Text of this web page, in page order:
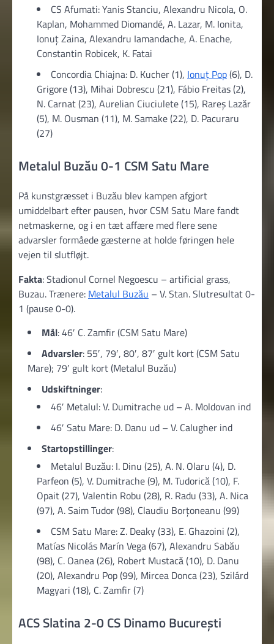
CS Afumati: Yanis Stanciu, Alexandru Nicola, O.
Kaplan, Mohammed Diomandé, A. Lazar, M. Ionita,
Ionuţ Zaina, Alexandru Iamandache, A. Enache,
Constantin Robicek, K. Fatai
Concordia Chiajna: D. Kucher (1), Ionuț Pop(6), D.
Grigore (13), Mihai Dobrescu (21), Fábio Freitas (2),
N. Carnat (23), Aurelian Ciuciulete (15), Rareş Lazăr
(5), M. Ousman (11), M. Samake (22), D. Pacuraru
(27)
Metalul Buzău 0-1 CSM Satu Mare
På kunstgræsset i Buzău blev kampen afgjort
umiddelbart efter pausen, hvor CSM Satu Mare fandt
netmaskerne, og i en tæt affære med flere sene
advarsler formåede gæsterne at holde føringen hele
vejen til slutfløjt.
Fakta: Stadionul Cornel Negoescu – artificial grass,
Buzau. Trænere: Metalul Buzău – V. Stan. Slutresultat 0-
1 (pause 0-0).
Mål: 46′ C. Zamfir (CSM Satu Mare)
Advarsler: 55′, 79′, 80′, 87′ gult kort (CSM Satu
Mare); 79′ gult kort (Metalul Buzău)
Udskiftninger:
46′ Metalul: V. Dumitrache ud – A. Moldovan ind
46′ Satu Mare: D. Danu ud – V. Calugher ind
Startopstillinger:
Metalul Buzău: I. Dinu (25), A. N. Olaru (4), D.
Parfeon (5), V. Dumitrache (9), M. Tudorică (10), F.
Opait (27), Valentin Robu (28), R. Radu (33), A. Nica
(97), A. Saim Tudor (98), Claudiu Borțoneanu (99)
CSM Satu Mare: Z. Deaky (33), E. Ghazoini (2),
Matías Nicolás Marín Vega (67), Alexandru Sabău
(98), C. Oanea (26), Robert Mustacă (10), D. Danu
(20), Alexandru Pop (99), Mircea Donca (23), Szilárd
Magyari (18), C. Zamfir (7)
ACS Slatina 2-0 CS Dinamo București